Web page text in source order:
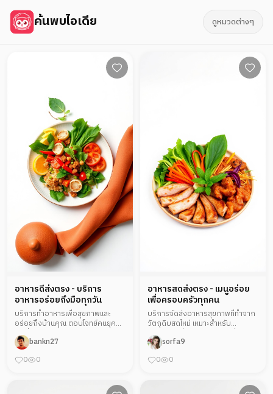
ค้นพบไอเดีย ดูหมวดต่างๆ
อาหารดีส่งตรง - บริการ
อาหารอร่อยถึงมือทุกวัน
บริการทำอาหารเพื่อสุขภาพและ
อร่อยถึงบ้านคุณ ตอบโจทย์คนยุค
ใหม่ที่ต้องการอาหารดีๆ โดยไม่ต้อง
ยุ่งยาก บ้านอบอุ่นพร้อมให้บริการที่
เร็วและสะดวกสำหรับทุกคน
bankn27
0
0
อาหารสดส่งตรง - เมนูอร่อย
เพื่อครอบครัวทุกคน
บริการจัดส่งอาหารสุขภาพที่ทำจาก
วัตถุดิบสดใหม่ เหมาะสำหรับ
ครอบครัวที่ต้องการอาหารที่ดีต่อ
สุขภาพให้ทุกคนได้ร่วมรับประทาน มี
เมนูหลากหลายและปรับเปลี่ยนได้ตาม
ความต้องการ
sorfa9
0
0